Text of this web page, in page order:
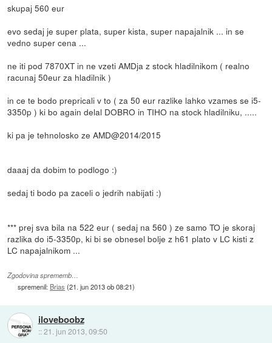
skupaj 560 eur
evo sedaj je super plata, super kista, super napajalnik ... in se
vedno super cena ...
ne iti pod 7870XT in ne vzeti AMDja z stock hladilnikom ( realno
racunaj 50eur za hladilnik )
in ce te bodo prepricali v to ( za 50 eur razlike lahko vzames se i5-
3350p ) ki bo again delal DOBRO in TIHO na stock hladilniku, .....
ki pa je tehnolosko ze AMD@2014/2015
daaaj da dobim to podlogo :)
sedaj ti bodo pa zaceli o jedrih nabijati :)
*** prej sva bila na 522 eur ( sedaj na 560 ) ze samo TO je skoraj
razlika do i5-3350p, ki bi se obnesel bolje z h61 plato v LC kisti z
LC napajalnikom ...
Zgodovina sprememb…
spremenil: Brias (21. jun 2013 ob 08:21)
iloveboobz
::21. jun 2013, 09:50